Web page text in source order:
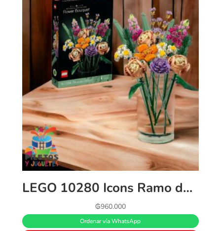
LEGO 10280 Icons Ramo de Flores, Set de Construcción para Adultos, Plantas Artificiales Colección Botanical
₲960.000
Ordenar vía WhatsApp